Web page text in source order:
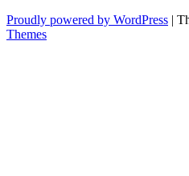
Proudly powered by WordPress |
Themes